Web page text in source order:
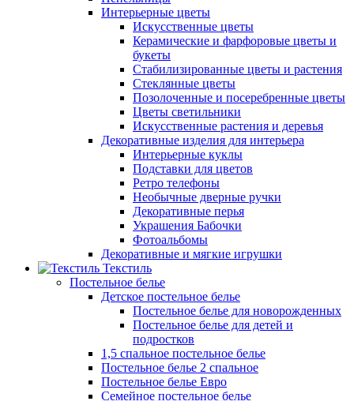
Интерьерные цветы
Искусственные цветы
Керамические и фарфоровые цветы и
букеты
Стабилизированные цветы и растения
Стеклянные цветы
Позолоченные и посеребренные цветы
Цветы светильники
Искусственные растения и деревья
Декоративные изделия для интерьера
Интерьерные куклы
Подставки для цветов
Ретро телефоны
Необычные дверные ручки
Декоративные перья
Украшения Бабочки
Фотоальбомы
Декоративные и мягкие игрушки
Текстиль
Постельное белье
Детское постельное белье
Постельное белье для новорожденных
Постельное белье для детей и
подростков
1,5 спальное постельное белье
Постельное белье 2 спальное
Постельное белье Евро
Семейное постельное белье